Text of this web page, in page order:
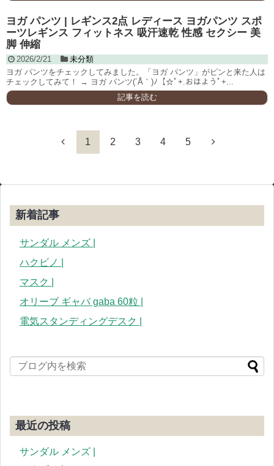
ヨガ パンツ | レギンス2点 レディース ヨガパンツ スポ
ーツレギンス フィットネス 吸汗速乾 性感 セクシー 美
脚 伸縮
2026/2/21
未分類
ヨガ パンツをチェックしてみました。「ヨガ パンツ」がピンと来た人は
チェックしてみて！ → ヨガ パンツ(´Å｀)ﾉ【☆ﾟ+.おはようﾟ+...
記事を読む
1 2 3 4 5
新着記事
サンダル メンズ |
ハクビノ |
マスク |
オリーブ ギャバ gaba 60粒 |
電気スタンディングデスク |
最近の投稿
サンダル メンズ |